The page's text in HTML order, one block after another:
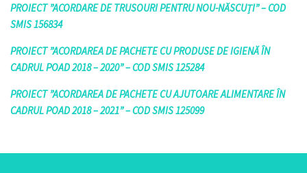
PROIECT ”ACORDARE DE TRUSOURI PENTRU NOU-NĂSCUȚI” – COD
SMIS 156834
PROIECT ”ACORDAREA DE PACHETE CU PRODUSE DE IGIENĂ ÎN
CADRUL POAD 2018 – 2020” – COD SMIS 125284
PROIECT ”ACORDAREA DE PACHETE CU AJUTOARE ALIMENTARE ÎN
CADRUL POAD 2018 – 2021” – COD SMIS 125099